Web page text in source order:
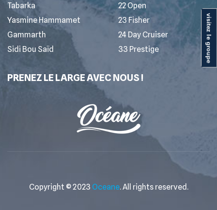
visitez le groupe
Tabarka
Yasmine Hammamet
Gammarth
Sidi Bou Saïd
22 Open
23 Fisher
24 Day Cruiser
33 Prestige
PRENEZ LE LARGE AVEC NOUS !
Copyright © 2023 Oceane. All rights reserved.